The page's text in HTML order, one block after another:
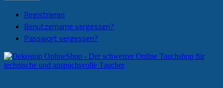
Registrieren
Benutzername vergessen?
Passwort vergessen?